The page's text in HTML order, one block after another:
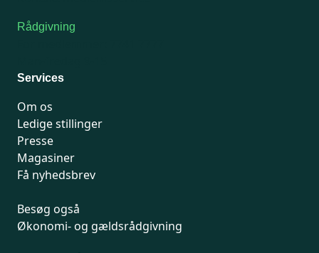
Rådgivning
Services
Om os
Ledige stillinger
Presse
Magasiner
Få nyhedsbrev
Besøg også
Økonomi- og gældsrådgivning